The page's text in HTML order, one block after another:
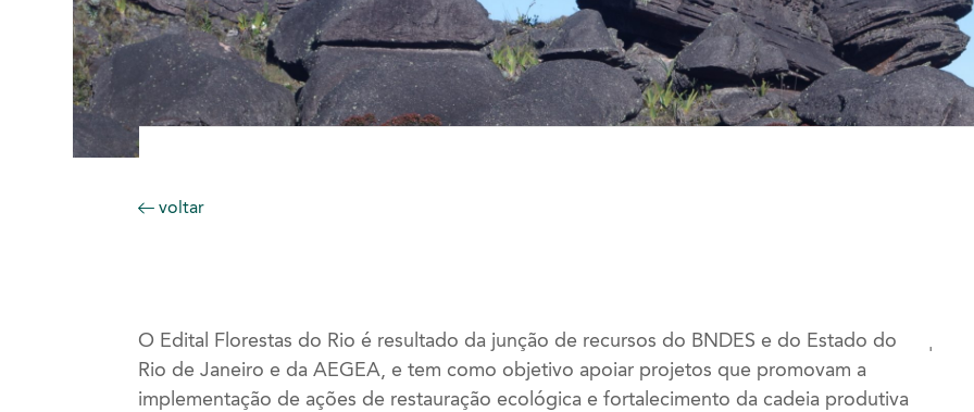
voltar
O Edital Florestas do Rio é resultado da junção de recursos do BNDES e do Estado do
Rio de Janeiro e da AEGEA, e tem como objetivo apoiar projetos que promovam a
implementação de ações de restauração ecológica e fortalecimento da cadeia produtiva
'